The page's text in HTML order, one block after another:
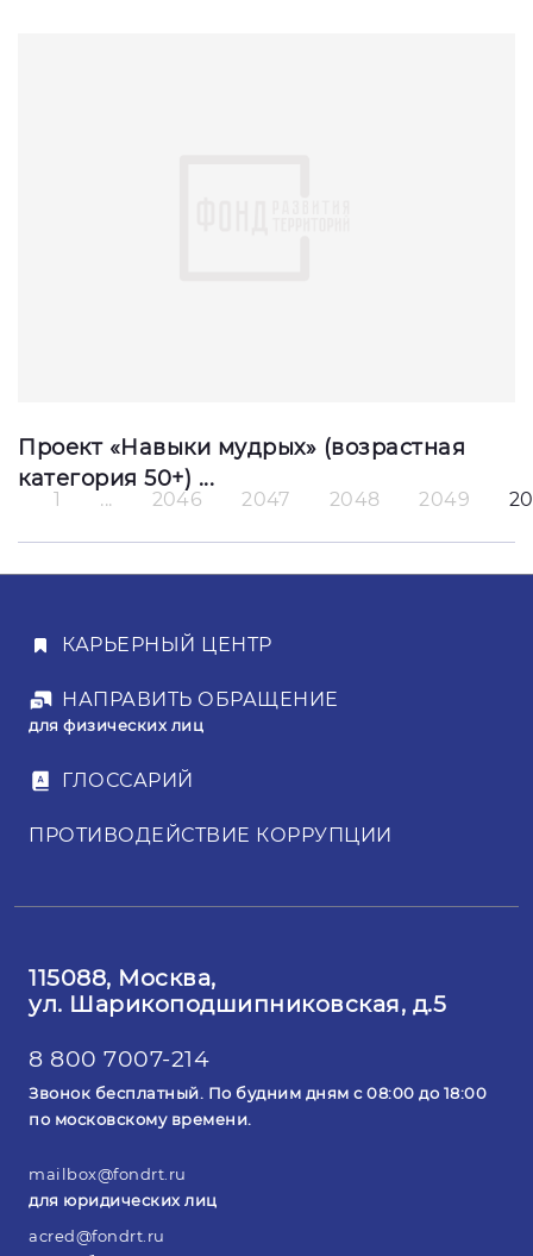
Проект «Навыки мудрых» (возрастная
категория 50+) ...
Новое направление чемпионатов по
компетенции «Эксплуатация и обслуживание
1 ... 2046 2047 2048 2049
КАРЬЕРНЫЙ ЦЕНТР
НАПРАВИТЬ ОБРАЩЕНИЕ
для физических лиц
ГЛОССАРИЙ
ПРОТИВОДЕЙСТВИЕ КОРРУПЦИИ
115088, Москва,
ул. Шарикоподшипниковская, д.5
8 800 7007-214
Звонок бесплатный. По будним дням с 08:00 до 18:00
по московскому времени.
mailbox@fondrt.ru
для юридических лиц
acred@fondrt.ru